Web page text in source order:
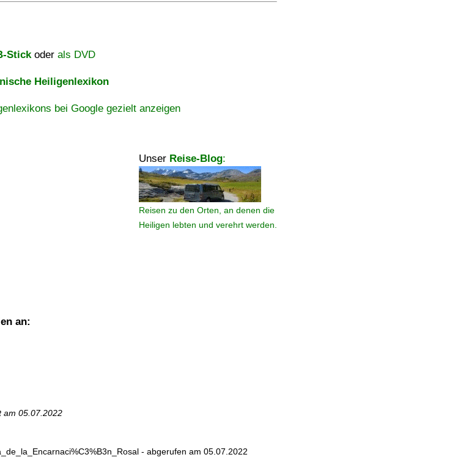
Stickoder als DVD
Heiligenlexikon
bei Google gezielt anzeigen
Unser Reise-Blog:
Reisen zu den Orten, an denen die
Heiligen lebten und verehrt werden.
an:
am 05.07.2022
- abgerufen am 05.07.2022